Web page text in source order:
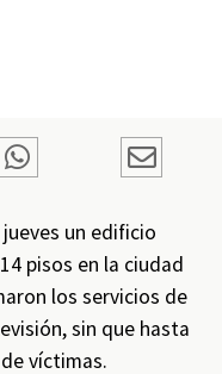
un edificio
pisos en la ciudad
los servicios de
sin que hasta
víctimas.